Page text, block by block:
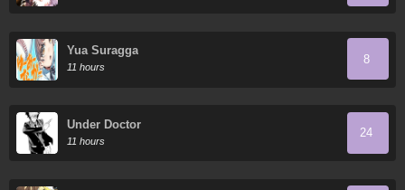
Yua Suragga
11 hours
8
Under Doctor
11 hours
24